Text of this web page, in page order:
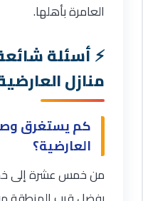
العامرة بأهلها.
أسئلة
منازل
كم يستغرق
العارضية؟
من خمس عشرة إلى